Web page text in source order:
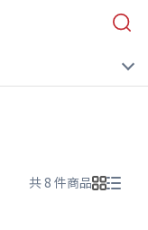
共 8 件商品